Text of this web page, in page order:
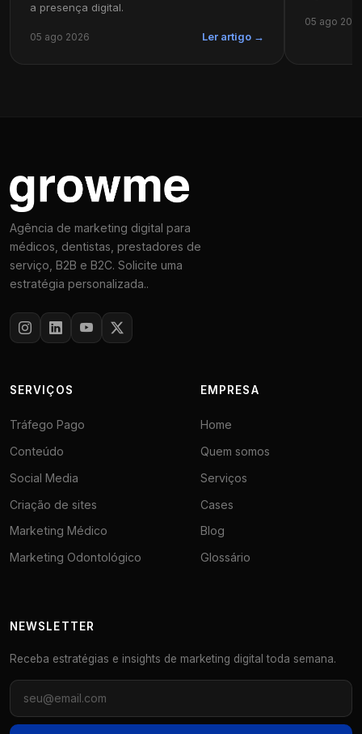
a presença digital.
05 ago 2026 Ler artigo →
05 ago
Agência de marketing digital para
médicos, dentistas, prestadores de
serviço, B2B e B2C. Solicite uma
estratégia personalizada..
SERVIÇOS
Tráfego Pago
Conteúdo
Social Media
Criação de sites
Marketing Médico
Marketing Odontológico
EMPRESA
Home
Quem somos
Serviços
Cases
Blog
Glossário
NEWSLETTER
Receba estratégias e insights de marketing digital toda semana.